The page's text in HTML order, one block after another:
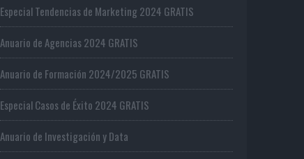
Especial Tendencias de Marketing 2024 GRATIS
Anuario de Agencias 2024 GRATIS
Anuario de Formación 2024/2025 GRATIS
Especial Casos de Éxito 2024 GRATIS
Anuario de Investigación y Data